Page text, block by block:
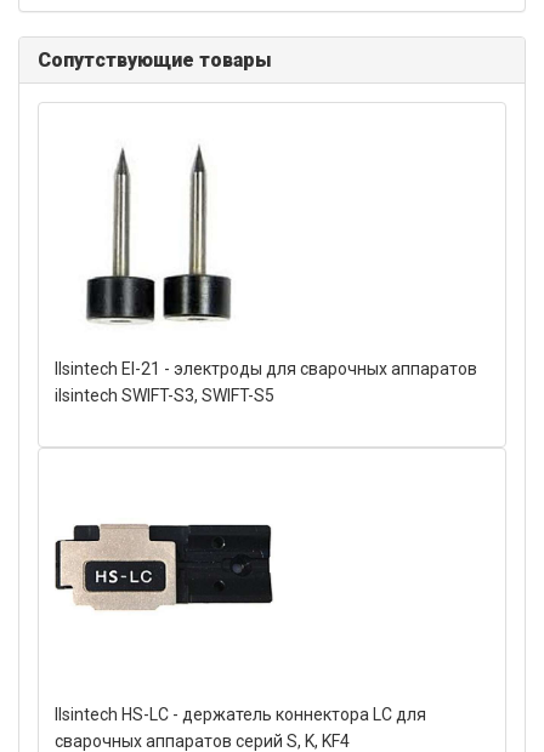
Сопутствующие товары
Ilsintech EI-21 - электроды для сварочных аппаратов
ilsintech SWIFT-S3, SWIFT-S5
Ilsintech HS-LC - держатель коннектора LC для
сварочных аппаратов серий S, K, KF4